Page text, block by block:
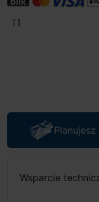
Wsparcie